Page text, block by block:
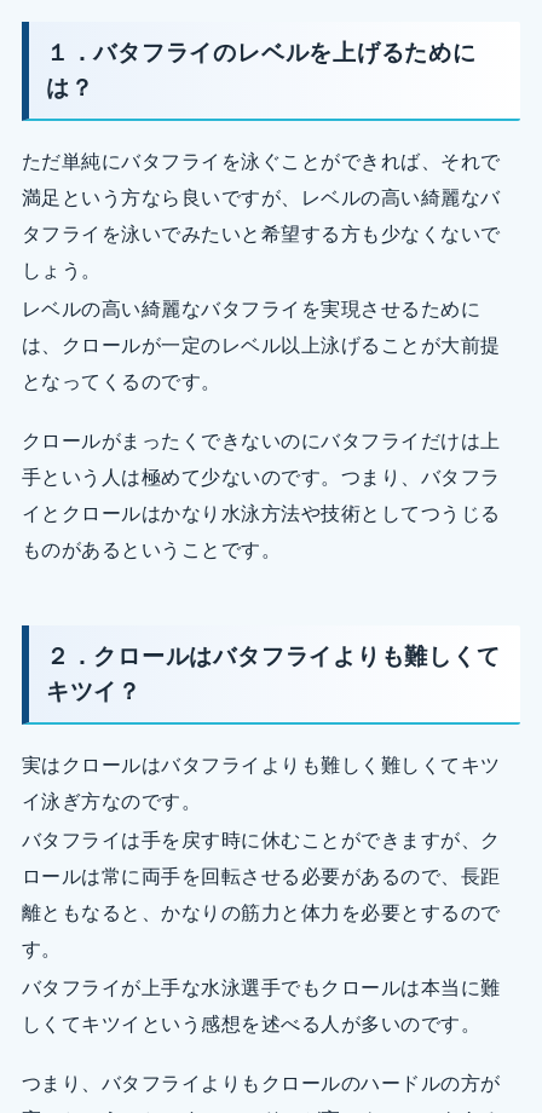
１．バタフライのレベルを上げるために
は？
ただ単純にバタフライを泳ぐことができれば、それで
満足という方なら良いですが、レベルの高い綺麗なバ
タフライを泳いでみたいと希望する方も少なくないで
しょう。
レベルの高い綺麗なバタフライを実現させるために
は、クロールが一定のレベル以上泳げることが大前提
となってくるのです。
クロールがまったくできないのにバタフライだけは上
手という人は極めて少ないのです。つまり、バタフラ
イとクロールはかなり水泳方法や技術としてつうじる
ものがあるということです。
２．クロールはバタフライよりも難しくて
キツイ？
実はクロールはバタフライよりも難しく難しくてキツ
イ泳ぎ方なのです。
バタフライは手を戻す時に休むことができますが、ク
ロールは常に両手を回転させる必要があるので、長距
離ともなると、かなりの筋力と体力を必要とするので
す。
バタフライが上手な水泳選手でもクロールは本当に難
しくてキツイという感想を述べる人が多いのです。
つまり、バタフライよりもクロールのハードルの方が